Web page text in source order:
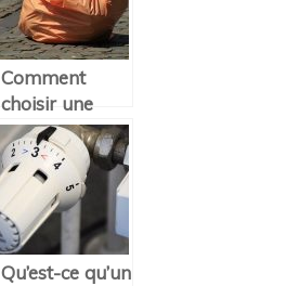
Comment
choisir une
poubelle pour
l’intérieur ?
Qu’est-ce qu’un